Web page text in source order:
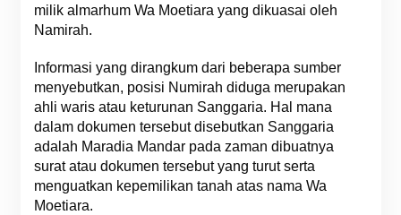
milik almarhum Wa Moetiara yang dikuasai oleh
Namirah.
Informasi yang dirangkum dari beberapa sumber
menyebutkan, posisi Numirah diduga merupakan
ahli waris atau keturunan Sanggaria. Hal mana
dalam dokumen tersebut disebutkan Sanggaria
adalah Maradia Mandar pada zaman dibuatnya
surat atau dokumen tersebut yang turut serta
menguatkan kepemilikan tanah atas nama Wa
Moetiara.